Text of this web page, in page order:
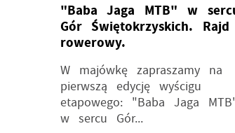
"Baba Jaga MTB" w
Gór Świętokrzyskich. Rajd
rowerowy.
W majówkę zapraszamy na
pierwszą edycję wyścigu
etapowego: "Baba Jaga
w sercu Gór...